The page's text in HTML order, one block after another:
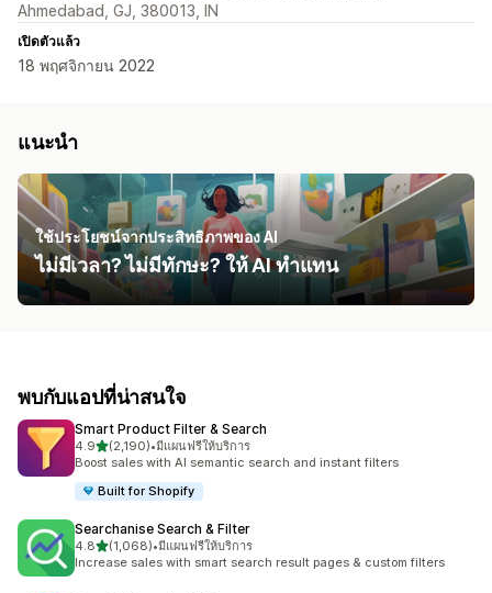
Ahmedabad, GJ, 380013, IN
เปิดตัวแล้ว
18 พฤศจิกายน 2022
แนะนำ
ใช้ประโยชน์จากประสิทธิภาพของ AI
ไม่มีเวลา? ไม่มีทักษะ? ให้ AI ทำแทน
พบกับแอปที่น่าสนใจ
Smart Product Filter & Search
4.9เต็ม 5 ดาว
(2,190)
ทั้งหมด 2190 รีวิว
•มีแผนฟรีให้บริการ
Boost sales with AI semantic search and instant filters
Built for Shopify
Searchanise Search & Filter
4.8เต็ม 5 ดาว
(1,068)
ทั้งหมด 1068 รีวิว
•มีแผนฟรีให้บริการ
Increase sales with smart search result pages & custom filters